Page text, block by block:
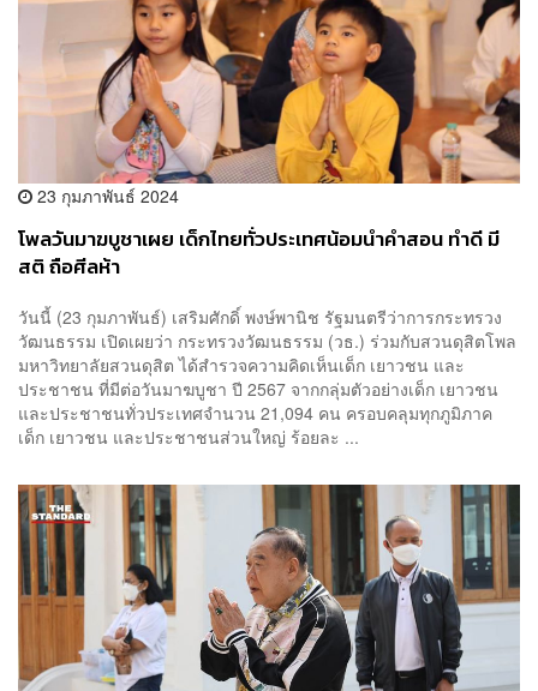
23 กุมภาพันธ์ 2024
โพลวันมาฆบูชาเผย เด็กไทยทั่วประเทศน้อมนำคำสอน ทำดี มี
สติ ถือศีลห้า
วันนี้ (23 กุมภาพันธ์) เสริมศักดิ์ พงษ์พานิช รัฐมนตรีว่าการกระทรวง
วัฒนธรรม เปิดเผยว่า กระทรวงวัฒนธรรม (วธ.) ร่วมกับสวนดุสิตโพล
มหาวิทยาลัยสวนดุสิต ได้สำรวจความคิดเห็นเด็ก เยาวชน และ
ประชาชน ที่มีต่อวันมาฆบูชา ปี 2567 จากกลุ่มตัวอย่างเด็ก เยาวชน
และประชาชนทั่วประเทศจำนวน 21,094 คน ครอบคลุมทุกภูมิภาค
เด็ก เยาวชน และประชาชนส่วนใหญ่ ร้อยละ ...